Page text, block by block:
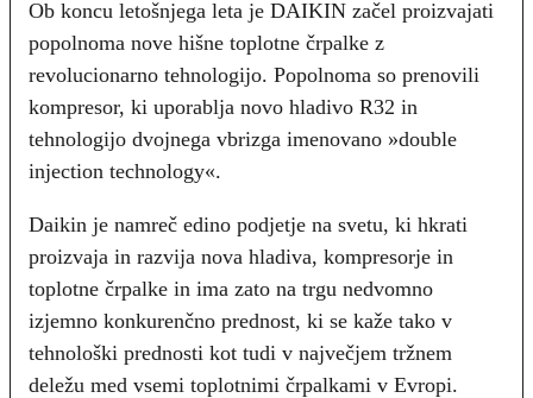
Ob koncu letošnjega leta je DAIKIN začel proizvajati
popolnoma nove hišne toplotne črpalke z
revolucionarno tehnologijo. Popolnoma so prenovili
kompresor, ki uporablja novo hladivo R32 in
tehnologijo dvojnega vbrizga imenovano »double
injection technology«.
Daikin je namreč edino podjetje na svetu, ki hkrati
proizvaja in razvija nova hladiva, kompresorje in
toplotne črpalke in ima zato na trgu nedvomno
izjemno konkurenčno prednost, ki se kaže tako v
tehnološki prednosti kot tudi v največjem tržnem
deležu med vsemi toplotnimi črpalkami v Evropi.